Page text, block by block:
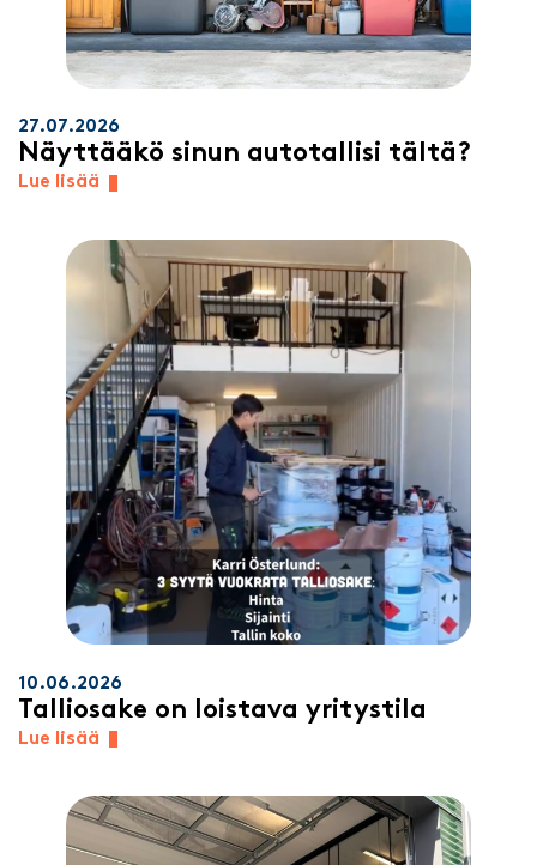
27.07.2026
Näyttääkö sinun autotallisi tältä?
Lue lisää
10.06.2026
Talliosake on loistava yritystila
Lue lisää